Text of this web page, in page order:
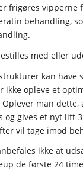
frigøres vipperne
behandling,
med eller
kan have
ikke opleve et
man
og gives et nyt lift
vil tage imod
ikke at
de første 24